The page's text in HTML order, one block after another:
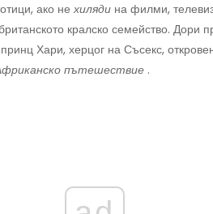
ако нехиляди на филми,
кралско семейство. Дори
Хари, херцог на Съсекс,
пътешествие .